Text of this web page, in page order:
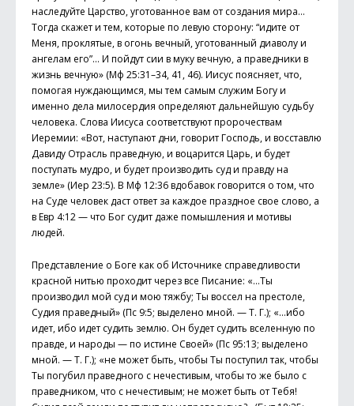
наследуйте Царство, уготованное вам от создания мира…
Тогда скажет и тем, которые по левую сторону: “идите от
Меня, проклятые, в огонь вечный, уготованный диаволу и
ангелам его”… И пойдут сии в муку вечную, а праведники в
жизнь вечную» (Мф 25:31–34, 41, 46). Иисус поясняет, что,
помогая нуждающимся, мы тем самым служим Богу и
именно дела милосердия определяют дальнейшую судьбу
человека. Слова Иисуса соответствуют пророчествам
Иеремии: «Вот, наступают дни, говорит Господь, и восставлю
Давиду Отрасль праведную, и воцарится Царь, и будет
поступать муд­ро, и будет производить суд и правду на
земле» (Иер 23:5). В Мф 12:36 вдобавок говорится о том, что
на Суде человек даст ответ за каждое праздное свое слово, а
в Евр 4:12 — что Бог судит даже помышления и мотивы
людей.
Представление о Боге как об Источнике справедливости
красной нитью проходит через все Писание: «…Ты
производил мой суд и мою тяжбу; Ты воссел на престоле,
Судия праведный» (Пс 9:5; выделено мной. — Т. Г.); «…ибо
идет, ибо идет судить землю. Он будет судить вселенную по
правде, и народы — по истине Своей» (Пс 95:13; выделено
мной. — Т. Г.); «не может быть, чтобы Ты поступил так, чтобы
Ты погубил праведного с нечестивым, чтобы то же было с
праведником, что с нечестивым; не может быть от Тебя!